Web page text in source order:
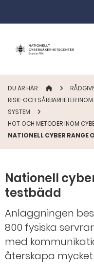
DU ÄR HÄR: STARTSIDAN
RISK-OCH SÅRBARHETER
SYSTEM
HOT OCH METODER INOM
NATIONELL CYBER RANGE
Nationell
testbädd
Anläggningen
800 fysiska
med
återskapa